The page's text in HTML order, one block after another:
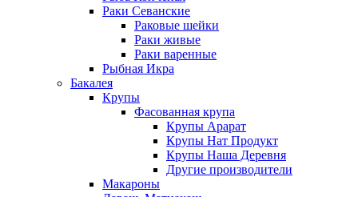
Раки Севанские
Раковые шейки
Раки живые
Раки варенные
Рыбная Икра
Бакалея
Крупы
Фасованная крупа
Крупы Арарат
Крупы Нат Продукт
Крупы Наша Деревня
Другие производители
Макароны